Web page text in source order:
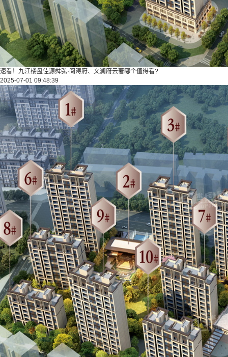
速看！九江楼盘佳源舜弘·阅浔府、文澜府云著哪个值得看?
2025-07-01 09:48:39